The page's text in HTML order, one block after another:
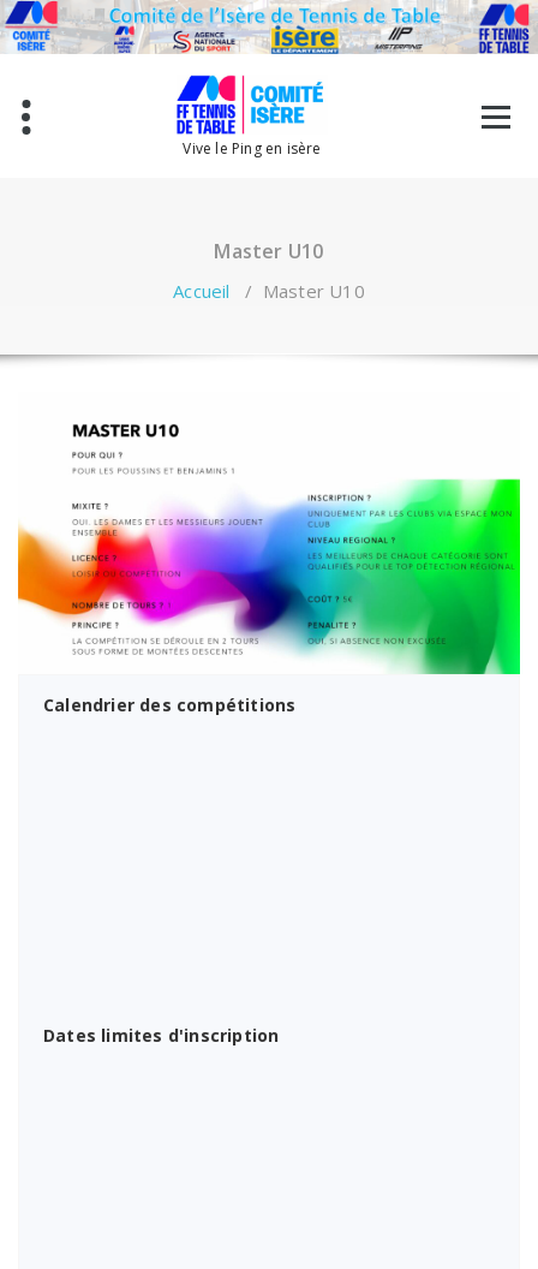
Aller
au
contenu
Vive le Ping en isère
Master U10
Accueil / Master U10
Calendrier des compétitions
Dates limites d'inscription